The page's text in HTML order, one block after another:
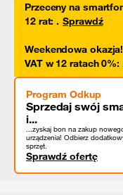
Przeceny na
12 rat: . Sprawdź
Weekendowa
VAT w 12 ratach 0%:
Program Odkup
Sprzedaj swój
i...
...zyskaj bon na zakup
urządzenia! Odbierz
sprzęt.
Sprawdź ofertę